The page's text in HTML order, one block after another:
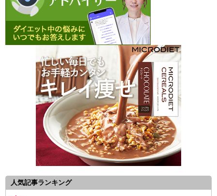
人気記事ランキング